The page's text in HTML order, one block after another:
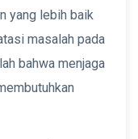
yang lebih baik
masalah pada
bahwa menjaga